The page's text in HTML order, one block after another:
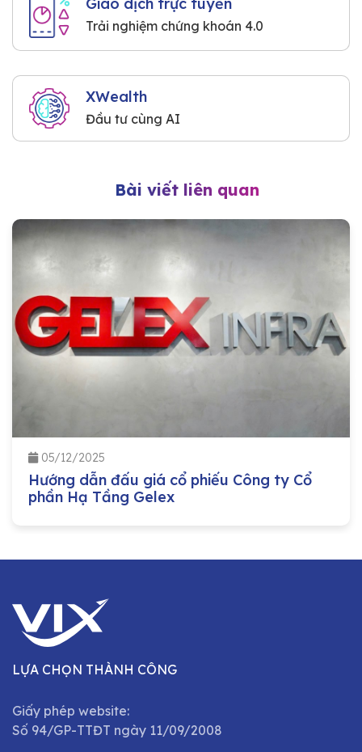
Giao dịch trực tuyến
Trải nghiệm chứng khoán 4.0
XWealth
Đầu tư cùng AI
Bài viết liên quan
05/12/2025
Hướng dẫn đấu giá cổ phiếu Công ty Cổ
phần Hạ Tầng Gelex
LỰA CHỌN THÀNH CÔNG
Giấy phép website:
Số 94/GP-TTĐT ngày 11/09/2008